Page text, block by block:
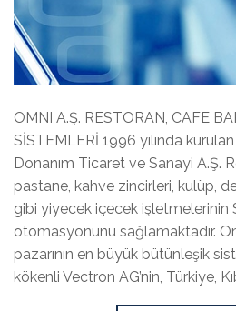
OMNI A.Ş. RESTORAN, CAFE
SİSTEMLERİ 1996 yılında
Donanım Ticaret ve Sanayi A.Ş.
pastane, kahve zincirleri, kulüp,
gibi yiyecek içecek işletmelerinin
otomasyonunu sağlamaktadır.
pazarının en büyük bütünleşik
kökenli Vectron AG’nin, Türkiye,